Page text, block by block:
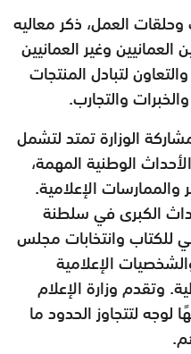
العمل، ذكر معاليه
العمانيين وغير العمانيين
لتبادل المنتجات
والتجارب.
الوزارة تمتد لتشمل
الوطنية المهمة،
والممارسات الإعلامية.
الكبرى في سلطنة
وانتخابات مجلس
الإعلامية
وتقدم وزارة الإعلام
لوجه لتتجاوز الحدود ما